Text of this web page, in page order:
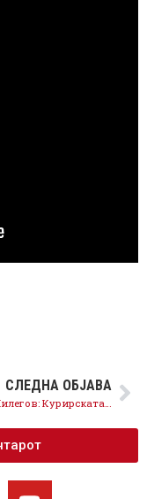
СЛЕДНА ОБЈАВА
(Видео) Шилегов: Курирската реалност го крие упропастеното образование